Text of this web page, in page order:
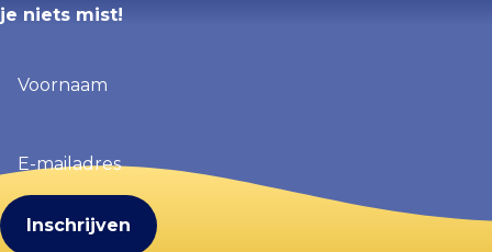
je niets mist!
(Vereist)
mailadres
(Vereist)